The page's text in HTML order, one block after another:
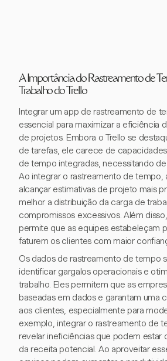
A Importância do Rastreamento de
Trabalho do Trello
Integrar um app de rastreamento de
essencial para maximizar a eficiência
de projetos. Embora o Trello se
de tarefas, ele carece de
de tempo integradas, necessitando
Ao integrar o rastreamento de tempo,
alcançar estimativas de projeto mais
melhor a distribuição da carga de
compromissos excessivos. Além
permite que as equipes estabeleçam
faturem os clientes com maior
Os dados de rastreamento de tempo
identificar gargalos operacionais e
trabalho. Eles permitem que as
baseadas em dados e garantam uma
aos clientes, especialmente para
exemplo, integrar o rastreamento de
revelar ineficiências que podem estar
da receita potencial. Ao aproveitar